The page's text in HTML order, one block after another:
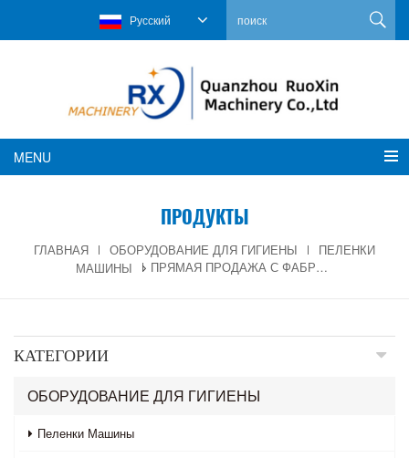
Русский
MENU
ПРОДУКТЫ
ГЛАВНАЯ ОБОРУДОВАНИЕ ДЛЯ ГИГИЕНЫ
ПЕЛЕНКИ
МАШИНЫ
ПРЯМАЯ ПРОДАЖА С ФАБРИКИ, МАШИНА ДЛЯ ИЗГОТОВЛЕНИЯ ДЕТСКИХ ПОДГУЗНИКОВ
КАТЕГОРИИ
ОБОРУДОВАНИЕ ДЛЯ ГИГИЕНЫ
Пеленки Машины